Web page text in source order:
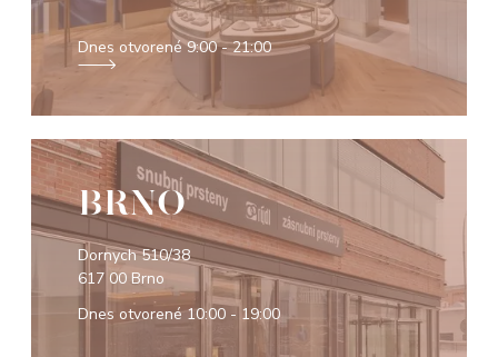
Dnes otvorené9:00 - 21:00
BRNO
Dornych 510/38
617 00 Brno
Dnes otvorené10:00 - 19:00